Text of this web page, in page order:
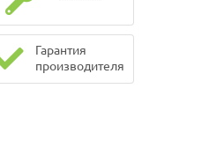
Гарантия
производителя